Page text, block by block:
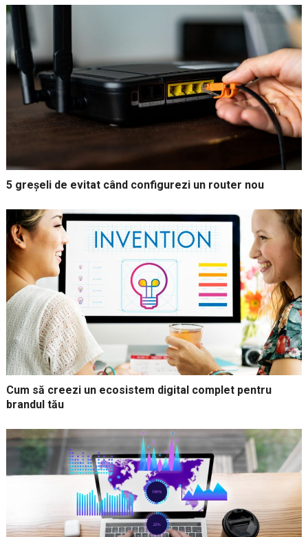
5 greșeli de evitat când configurezi un router nou
Cum să creezi un ecosistem digital complet pentru
brandul tău